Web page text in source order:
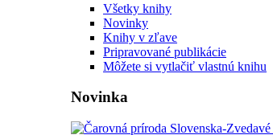
Všetky knihy
Novinky
Knihy v zľave
Pripravované publikácie
Môžete si vytlačiť vlastnú knihu
Novinka